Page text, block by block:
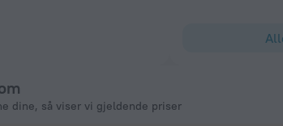
dine, så viser vi gjeldende priser